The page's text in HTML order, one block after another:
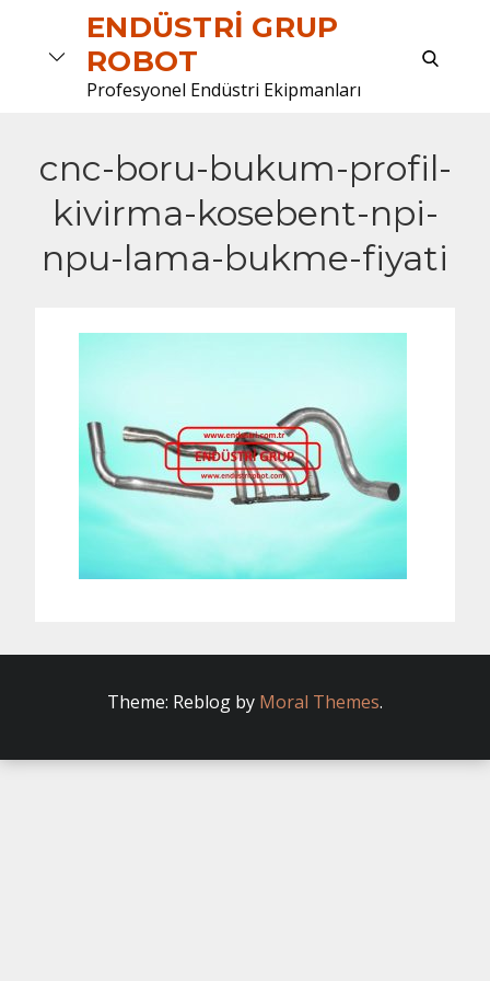
ENDÜSTRI GRUP
ROBOT
Profesyonel Endüstri Ekipmanları
search
cnc-boru-bukum-profil-
kivirma-kosebent-npi-
npu-lama-bukme-fiyati
Theme: Reblog by Moral Themes.